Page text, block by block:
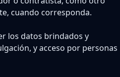
cuando corresponda.
los datos brindados y
y acceso por personas